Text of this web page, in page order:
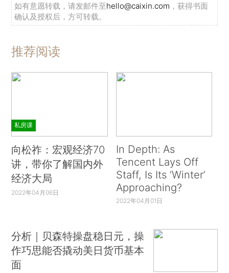
如有意愿转载，请发邮件至hello@caixin.com ，获得书面
确认及授权后，方可转载。
推荐阅读
私房课
向松祚：宏观经济70
讲，带你了解国内外
经济大局
2022年04月06日
In Depth: As
Tencent Lays Off
Staff, Is Its ‘Winter’
Approaching?
2022年04月01日
分析｜贝森特操盘稳日元，操
作巧思能否撬动美日货币基本
面